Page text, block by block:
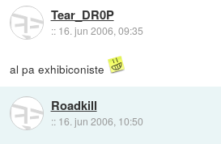
Tear_DR0P
:: 16. jun 2006, 09:35
al pa exhibiconiste
Roadkill
:: 16. jun 2006, 10:50